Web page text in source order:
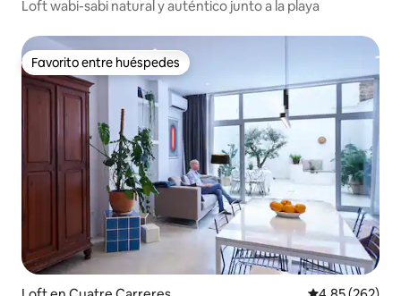
Loft wabi-sabi natural y auténtico junto a la playa
Favorito entre huéspedes
Favorito entre huéspedes